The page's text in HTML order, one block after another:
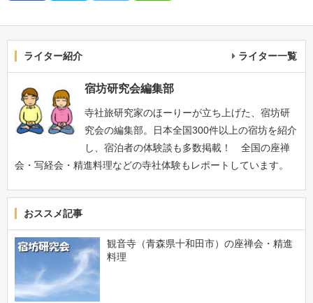
ライター紹介 ライター一覧
宿坊研究会編集部
寺社旅研究家のほーりーが立ち上げた、宿坊研
究会の編集部。日本全国300件以上の宿坊を紹介
し、宿泊者の体験談も多数掲載！ 全国の座禅
会・写経会・精進料理などの寺社体験もレポートしています。
おススメ記事
観音寺（青森県十和田市）の座禅会・精進
料理